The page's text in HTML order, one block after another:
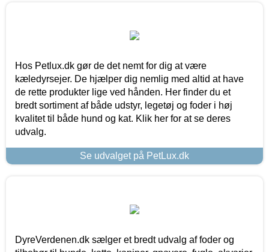
Hos Petlux.dk gør de det nemt for dig at være
kæledyrsejer. De hjælper dig nemlig med altid at have
de rette produkter lige ved hånden. Her finder du et
bredt sortiment af både udstyr, legetøj og foder i høj
kvalitet til både hund og kat. Klik her for at se deres
udvalg.
Se udvalget på PetLux.dk
DyreVerdenen.dk sælger et bredt udvalg af foder og